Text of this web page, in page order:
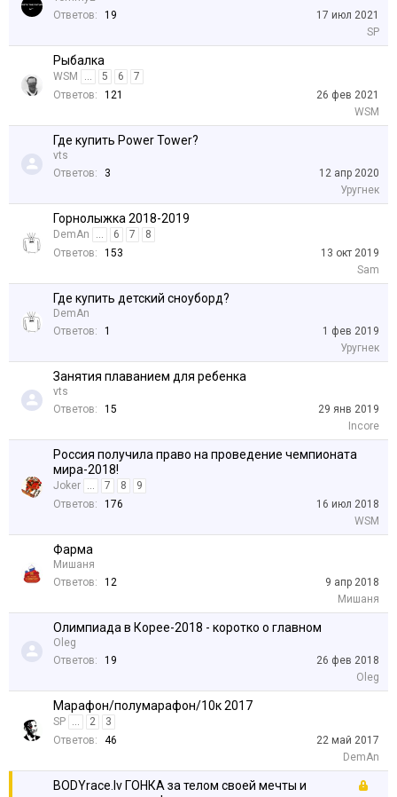
Ответов:
19
17 июл 2021
SP
Рыбалка
WSM ... 5 6
7
Ответов:
121
26 фев 2021
WSM
Где купить Power Tower?
vts
Ответов:
3
12 апр 2020
Уругнек
Горнолыжка 2018-2019
DemAn ... 6 7
8
Ответов:
153
13 окт 2019
Sam
Где купить детский сноуборд?
DemAn
Ответов:
1
1 фев 2019
Уругнек
Занятия плаванием для ребенка
vts
Ответов:
15
29 янв 2019
Incore
Россия получила право на проведение чемпионата
мира-2018!
Joker ... 7 8
9
Ответов:
176
16 июл 2018
WSM
Фарма
Мишаня
Ответов:
12
9 апр 2018
Мишаня
Олимпиада в Корее-2018 - коротко о главном
Oleg
Ответов:
19
26 фев 2018
Oleg
Марафон/полумарафон/10к 2017
SP ... 2
3
Ответов:
46
22 май 2017
DemAn
BODYrace.lv ГОНКА за телом своей мечты и